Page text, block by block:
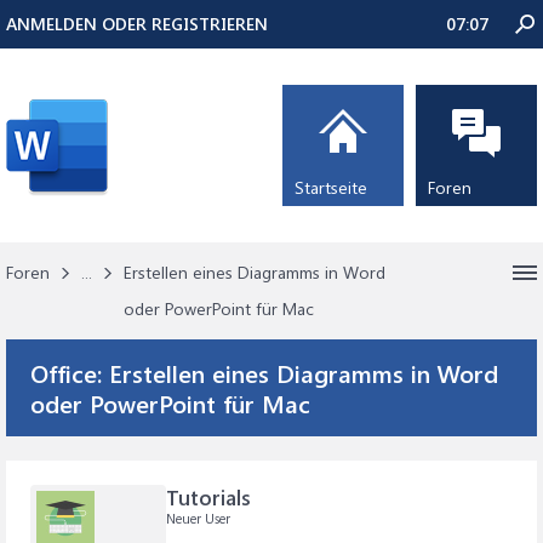
Foren ...
Erstellen eines Diagramms in Word
oder PowerPoint für Mac
Office: Erstellen eines Diagramms in Word
oder PowerPoint für Mac
Tutorials
Neuer User
ANMELDEN ODER REGISTRIEREN 07:07
Startseite Foren